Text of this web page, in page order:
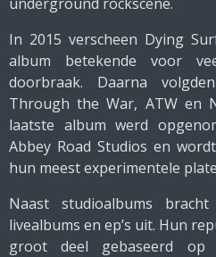
In 2015 verscheen Dying
album betekende voor
doorbraak. Daarna
Through the War, ATWen
laatste album werd
Abbey Road Studios en
hun meest experimentele
Naast studioalbums
livealbums en ep’s uit. Hun
groot deel gebaseerd op